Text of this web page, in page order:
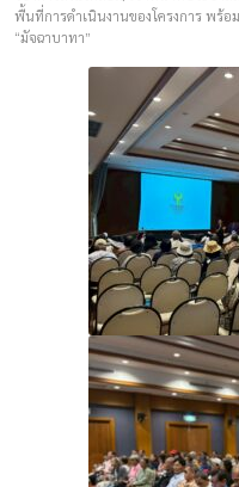
พื้นที่การดำเนินงานของโครงการ พร้
“มัจฉาบาทา”